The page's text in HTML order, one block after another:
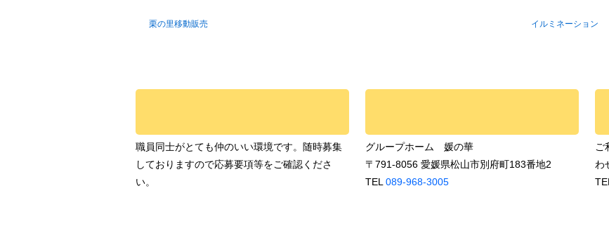
栗の里移動販売 イルミネーション
職員同士がとても仲のいい環境です。随時募集
しておりますので応募要項等をご確認くださ
い。
グループホーム 媛の華
〒791-8056 愛媛県松山市別府町183番地2
TEL089-968-3005
ご
わ
TEL